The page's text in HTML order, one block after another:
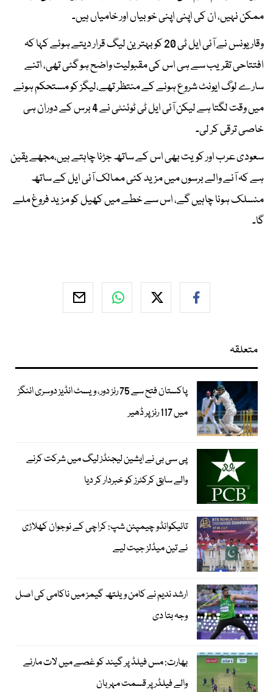
ممکن نہیں، ان کی اپنی اپنی خوبیاں اور خامیاں ہیں۔
وقار یونس نے آئی ایل ٹی 20 کو بہترین لیگ قرار دیتے ہوئے کہا کہ
افتتاحی تقریب سے ہی اس کی مقبولیت واضح ہو گئی تھی، اتنے
سارے لوگ ایونٹ شروع ہونے کے منتظر تھے،لیگز کو مستحکم ہونے
میں وقت لگتا ہے لیکن آئی ایل ٹی ٹوئنٹی نے 4 برس کے دوران ہی
خاصی ترقی کر لی۔
سعودی عرب اور کویت بھی اس کے ساتھ جڑنا چاہتے ہیں،مجھے یقین
ہے کہ آنے والے برسوں میں مزید کئی ممالک آئی ایل کے ساتھ
منسلک ہونا چاہیں گے، اس سے خطے میں کھیل کو مزید فروغ ملے
گا۔
متعلقہ
پاکستان فتح سے 75 رنز دور، ویسٹ انڈیز دوسری اننگز
میں 117 رنز پر ڈھیر
پی سی بی نے ایشین لیجنڈز لیگ میں شرکت کرنے
والے سابق کرکٹرز کو خبردار کر دیا
تائیکوانڈو چیمپئن شپ: کراچی کے نوجوان کھلاڑی
نے تین میڈلز جیت لیے
ارشد ندیم نے کامن ویلتھ گیمز میں ناکامی کی اصل
وجہ بتا دی
بھارت: مس فیلڈ پر گیند کو غصے میں لات مارنے
والے فیلڈر پر قسمت مہربان